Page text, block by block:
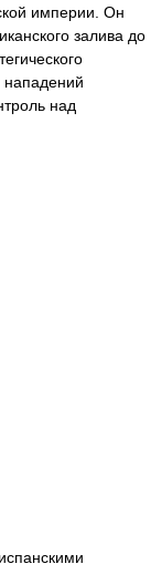
империи. Он
залива до
нападений
над